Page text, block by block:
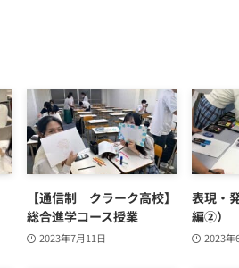
【通信制 クラーク高校】
総合進学コース授業
2023年7月11日
表現・
編②）
2023年